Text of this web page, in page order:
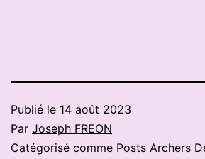
Publié le 14 août 2023
Par Joseph FREON
Catégorisé comme Posts Archers